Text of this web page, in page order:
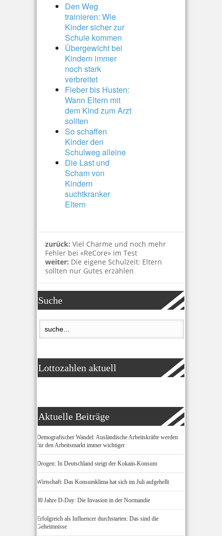
Den Weg
trainieren: Wie
Kinder sicher zur
Schule kommen
Übergewicht bei
Kindern immer
noch stark
verbreitet
Fieber bis Husten:
Wann Eltern mit
dem Kind zum Arzt
sollten
So schaffen
Kinder den
Schulweg alleine
Die Last und
Scham von
Kindern
suchtkranker
Eltern
zurück: Viel Charme und noch mehr
Fehler bei «ReCore» im Test
weiter: Die eigene Schulzeit: Eltern
sollten nur Gutes erzählen
Suche
Lottozahlen aktuell
Aktuelle Beiträge
Demografischer Wandel: Ausländische Arbeitskräfte werden
für den Arbeitsmarkt immer wichtiger
Drogen: In Deutschland steigt der Kokain-Konsum
Wirtschaft: Das Konsumklima hat sich im Juli aufgehellt
80 Jahre D-Day: Die Invasion in der Normandie
Erfolgreich als Influencer durchstarten: Das sind die
Geheimnisse